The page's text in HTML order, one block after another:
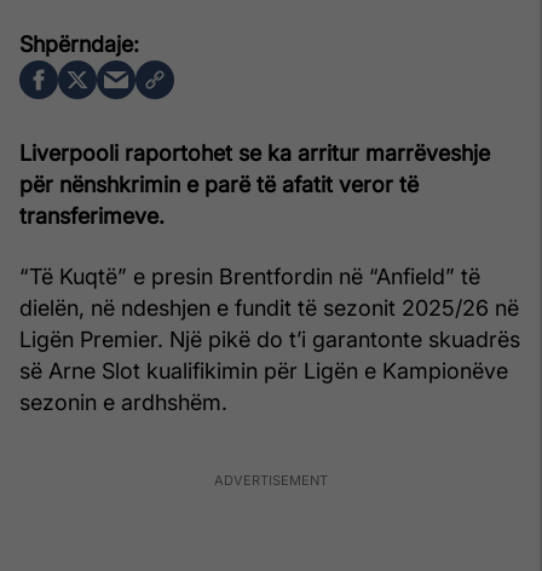
Liverpooli raportohet se ka arritur marrëveshje
për nënshkrimin e parë të afatit veror të
transferimeve.
“Të Kuqtë” e presin Brentfordin në “Anfield” të
dielën, në ndeshjen e fundit të sezonit 2025/26 në
Ligën Premier. Një pikë do t’i garantonte skuadrës
së Arne Slot kualifikimin për Ligën e Kampionëve
sezonin e ardhshëm.